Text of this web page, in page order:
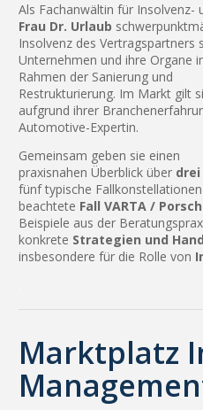
Als Fachanwältin für Insolvenz-
Frau Dr. Urlaub
Insolvenz des Vertragspartners
Unternehmen und ihre Organe
Rahmen der Sanierung und
Restrukturierung. Im Markt gilt
aufgrund ihrer
Automotive-Expertin.
Gemeinsam geben sie einen
praxisnahen Überblick über drei
fünf typische
beachtete Fall VARTA /
Beispiele aus der
konkrete Strategien und
insbesondere für die Rolle von
Marktplatz